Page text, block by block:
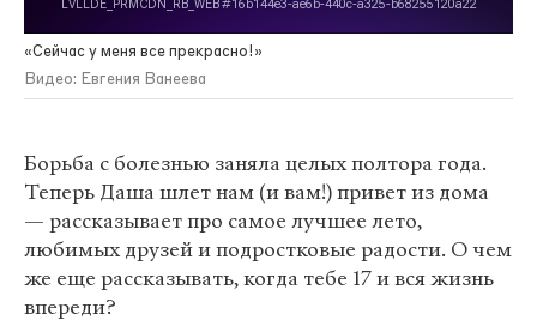
«Сейчас у меня все прекрасно!»
Видео: Евгения Ванеева
Борьба с болезнью заняла целых полтора года.
Теперь Даша шлет нам (и вам!) привет из дома
— рассказывает про самое лучшее лето,
любимых друзей и подростковые радости. О чем
же еще рассказывать, когда тебе 17 и вся жизнь
впереди?